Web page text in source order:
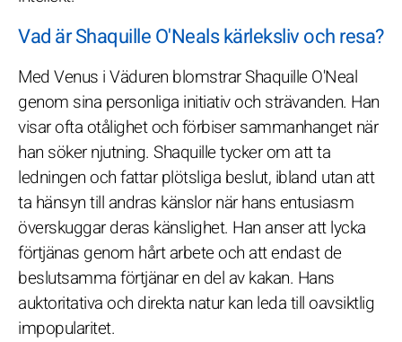
Vad är Shaquille O'Neals kärleksliv och resa?
Med Venus i Väduren blomstrar Shaquille O'Neal
genom sina personliga initiativ och strävanden. Han
visar ofta otålighet och förbiser sammanhanget när
han söker njutning. Shaquille tycker om att ta
ledningen och fattar plötsliga beslut, ibland utan att
ta hänsyn till andras känslor när hans entusiasm
överskuggar deras känslighet. Han anser att lycka
förtjänas genom hårt arbete och att endast de
beslutsamma förtjänar en del av kakan. Hans
auktoritativa och direkta natur kan leda till oavsiktlig
impopularitet.